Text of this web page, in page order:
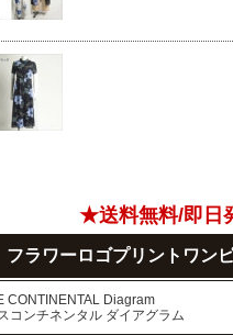
★送料無料/即日
フラワーロゴプリントワン
CONTINENTAL Diagram
コンチネンタル ダイアグラム